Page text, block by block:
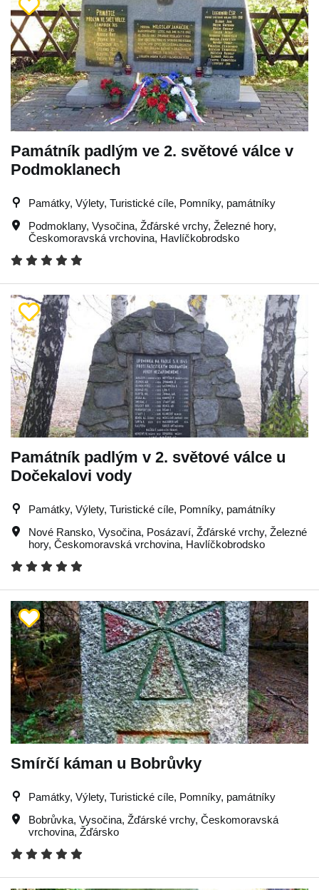
Památník padlým ve 2. světové válce v
Podmoklanech
Památky, Výlety, Turistické cíle, Pomníky, památníky
Podmoklany, Vysočina, Žďárské vrchy, Železné hory,
Českomoravská vrchovina, Havlíčkobrodsko
Památník padlým v 2. světové válce u
Dočekalovi vody
Památky, Výlety, Turistické cíle, Pomníky, památníky
Nové Ransko, Vysočina, Posázaví, Žďárské vrchy, Železné
hory, Českomoravská vrchovina, Havlíčkobrodsko
Smírčí káman u Bobrůvky
Památky, Výlety, Turistické cíle, Pomníky, památníky
Bobrůvka, Vysočina, Žďárské vrchy, Českomoravská
vrchovina, Žďársko